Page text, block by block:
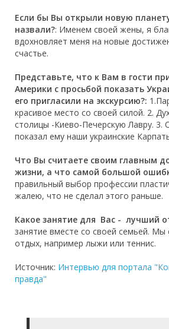
Если бы Вы открыли новую
назвали?: Именем своей жены, я
вдохновляет меня на новые
счастье.
Представьте, что к Вам в гости
Америки с просьбой показать
его пригласили на экскурсию?:
красивое место со своей силой. 2.
столицы -Киево-Печерскую Лавру. 3.
показал ему наши украинские
Что Вы считаете своим главным
жизни, а что самой большой
правильный выбор профессии
жалею, что не сделал этого раньше.
Какое занятие для Вас - лучший
занятие вместе со своей семьей.
отдых, например лыжи или теннис.
Источник: Интервью для портала
правда"